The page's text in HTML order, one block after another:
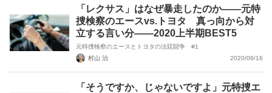
「レクサス」はなぜ暴走したのか――元特
捜検察のエースvs.トヨタ 真っ向から対
立する言い分――2020上半期BEST5
元特捜検察のエースとトヨタの法廷闘争 #1
村山 治
2020/08/16
「そうですか、じゃないですよ」元特捜エ